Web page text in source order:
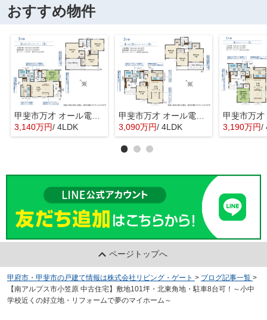
おすすめ物件
甲斐市万才 オール電化新築戸建 全3棟 2号棟 南西道路
3,140万円/ 4LDK
甲斐市万才 オール電化新築戸建 全3棟 2号棟 南西道路
3,090万円/ 4LDK 3,190万円/
ページトップへ
甲府市・甲斐市の戸建て情報は株式会社リビング・ゲート > ブログ記事一覧 >
【南アルプス市小笠原 中古住宅】敷地101坪・北東角地・駐車8台可！～小中
学校近くの好立地・リフォームで夢のマイホーム～